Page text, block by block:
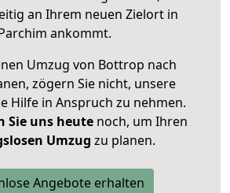
an Ihrem neuen Zielort in
ankommt.
Umzug von Bottrop nach
zögern Sie nicht, unsere
Hilfe in Anspruch zu nehmen.
Sie uns heutenoch, um Ihren
Umzug zu planen.
Angebote erhalten